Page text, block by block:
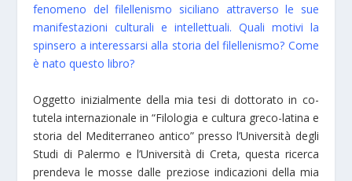
fenomeno del filellenismo siciliano attraverso le sue
manifestazioni culturali e intellettuali. Quali motivi la
spinsero a interessarsi alla storia del filellenismo? Come
è nato questo libro?
Oggetto inizialmente della mia tesi di dottorato in co-
tutela internazionale in “Filologia e cultura greco-latina e
storia del Mediterraneo antico” presso l’Università degli
Studi di Palermo e l’Università di Creta, questa ricerca
prendeva le mosse dalle preziose indicazioni della mia